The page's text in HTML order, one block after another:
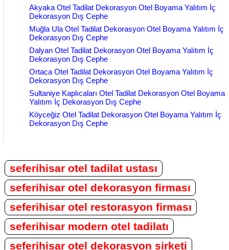
Akyaka Otel Tadilat Dekorasyon Otel Boyama Yalıtım İç
Dekorasyon Dış Cephe
Muğla Ula Otel Tadilat Dekorasyon Otel Boyama Yalıtım İç
Dekorasyon Dış Cephe
Dalyan Otel Tadilat Dekorasyon Otel Boyama Yalıtım İç
Dekorasyon Dış Cephe
Ortaca Otel Tadilat Dekorasyon Otel Boyama Yalıtım İç
Dekorasyon Dış Cephe
Sultaniye Kaplıcaları Otel Tadilat Dekorasyon Otel Boyama
Yalıtım İç Dekorasyon Dış Cephe
Köyceğiz Otel Tadilat Dekorasyon Otel Boyama Yalıtım İç
Dekorasyon Dış Cephe
seferihisar otel tadilat ustası
seferihisar otel dekorasyon firması
seferihisar otel restorasyon firması
seferihisar modern otel tadilatı
seferihisar otel dekorasyon şirketi